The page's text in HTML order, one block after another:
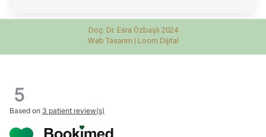
Doç. Dr. Esra Özbaşlı 2024
Web Tasarım | Loom Dijital
5
Based on 3 patient review(s)